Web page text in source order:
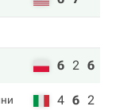
6 2 6
4 6 2